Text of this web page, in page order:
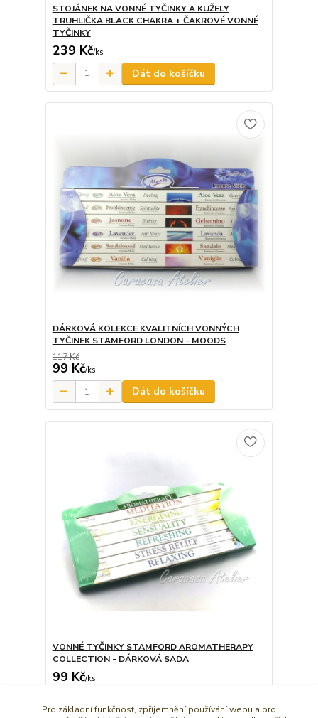
STOJÁNEK NA VONNÉ TYČINKY A KUŽELY
TRUHLIČKA BLACK CHAKRA + ČAKROVÉ VONNÉ
TYČINKY
239 Kč/ks
Dát do košíčku
DÁRKOVÁ KOLEKCE KVALITNÍCH VONNÝCH
TYČINEK STAMFORD LONDON - MOODS
117 Kč
99 Kč/ks
Dát do košíčku
VONNÉ TYČINKY STAMFORD AROMATHERAPY
COLLECTION - DÁRKOVÁ SADA
99 Kč/ks
Pro základní funkčnost, zpříjemnění používání webu a pro